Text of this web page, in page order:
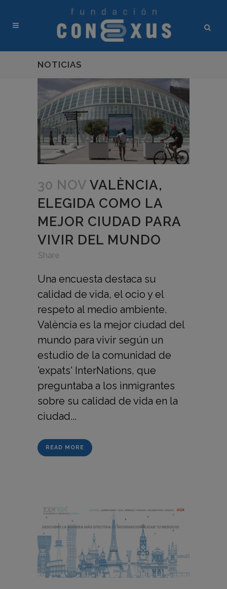
NOTICIAS
30 NOV VALÈNCIA,
ELEGIDA COMO LA
MEJOR CIUDAD PARA
VIVIR DEL MUNDO
Share
Una encuesta destaca su
calidad de vida, el ocio y el
respeto al medio ambiente.
València es la mejor ciudad del
mundo para vivir según un
estudio de la comunidad de
'expats' InterNations, que
preguntaba a los inmigrantes
sobre su calidad de vida en la
ciudad...
READ MORE